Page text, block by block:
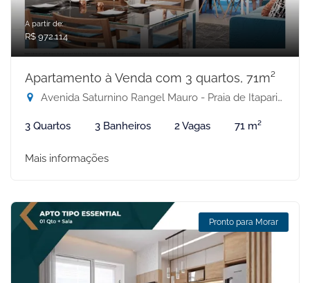
A partir de:
R$ 972.114
Apartamento à Venda com 3 quartos, 71m²
Avenida Saturnino Rangel Mauro - Praia de Itaparica, Vila Velha-ES
3 Quartos 3 Banheiros 2 Vagas 71 m²
Mais informações
Pronto para Morar